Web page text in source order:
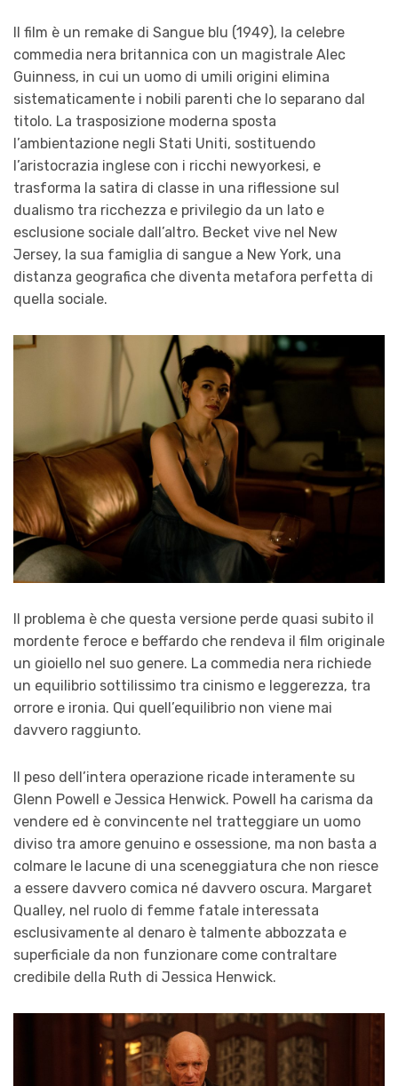
Il film è un remake di Sangue blu (1949), la celebre
commedia nera britannica con un magistrale Alec
Guinness, in cui un uomo di umili origini elimina
sistematicamente i nobili parenti che lo separano dal
titolo. La trasposizione moderna sposta
l’ambientazione negli Stati Uniti, sostituendo
l’aristocrazia inglese con i ricchi newyorkesi, e
trasforma la satira di classe in una riflessione sul
dualismo tra ricchezza e privilegio da un lato e
esclusione sociale dall’altro. Becket vive nel New
Jersey, la sua famiglia di sangue a New York, una
distanza geografica che diventa metafora perfetta di
quella sociale.
Il problema è che questa versione perde quasi subito il
mordente feroce e beffardo che rendeva il film originale
un gioiello nel suo genere. La commedia nera richiede
un equilibrio sottilissimo tra cinismo e leggerezza, tra
orrore e ironia. Qui quell’equilibrio non viene mai
davvero raggiunto.
Il peso dell’intera operazione ricade interamente su
Glenn Powell e Jessica Henwick. Powell ha carisma da
vendere ed è convincente nel tratteggiare un uomo
diviso tra amore genuino e ossessione, ma non basta a
colmare le lacune di una sceneggiatura che non riesce
a essere davvero comica né davvero oscura. Margaret
Qualley, nel ruolo di femme fatale interessata
esclusivamente al denaro è talmente abbozzata e
superficiale da non funzionare come contraltare
credibile della Ruth di Jessica Henwick.